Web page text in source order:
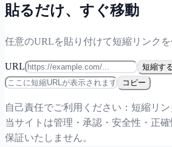
貼るだけ、すぐ移動
任意のURLを貼り付けて短縮リンクを
URL
短縮す
コピー
自己責任でご利用ください：短縮リン
当サイトは管理・承認・安全性・正
保証いたしません。